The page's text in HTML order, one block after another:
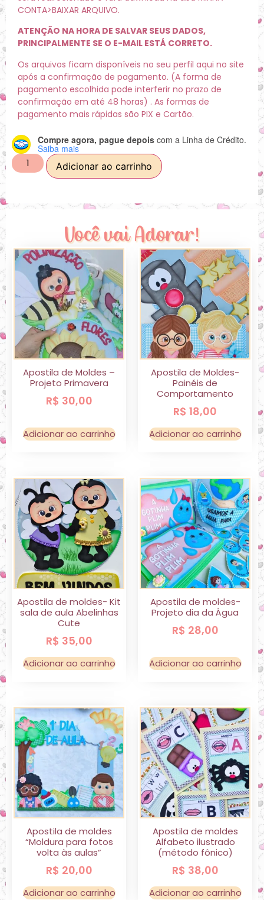
CONTA>BAIXAR ARQUIVO.
ATENÇÃO NA HORA DE SALVAR SEUS DADOS,
PRINCIPALMENTE SE O E-MAIL ESTÁ CORRETO.
Os arquivos ficam disponíveis no seu perfil aqui no site
após a confirmação de pagamento. (A forma de
pagamento escolhida pode interferir no prazo de
confirmação em até 48 horas) . As formas de
pagamento mais rápidas são PIX e Cartão.
Compre agora, pague depois com a Linha de Crédito.
Saiba mais
Adicionar ao carrinho
Você vai Adorar!
Apostila de Moldes –
Projeto Primavera
R$ 30,00
Adicionar ao carrinho
Apostila de Moldes-
Painéis de
Comportamento
R$ 18,00
Adicionar ao carrinho
Apostila de moldes- Kit
sala de aula Abelinhas
Cute
R$ 35,00
Adicionar ao carrinho
Apostila de moldes-
Projeto dia da Água
R$ 28,00
Adicionar ao carrinho
Apostila de moldes
“Moldura para fotos
volta às aulas”
R$ 20,00
Adicionar ao carrinho
Apostila de moldes
Alfabeto ilustrado
(método fônico)
R$ 38,00
Adicionar ao carrinho